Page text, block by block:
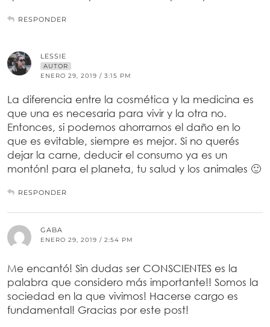
RESPONDER
LESSIE
AUTOR
ENERO 29, 2019 / 3:15 PM
La diferencia entre la cosmética y la medicina es
que una es necesaria para vivir y la otra no.
Entonces, si podemos ahorrarnos el daño en lo
que es evitable, siempre es mejor. Si no querés
dejar la carne, deducir el consumo ya es un
montón! para el planeta, tu salud y los animales 🙂
RESPONDER
GABA
ENERO 29, 2019 / 2:54 PM
Me encantó! Sin dudas ser CONSCIENTES es la
palabra que considero más importante!! Somos la
sociedad en la que vivimos! Hacerse cargo es
fundamental! Gracias por este post!